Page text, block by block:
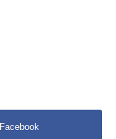
Facebook